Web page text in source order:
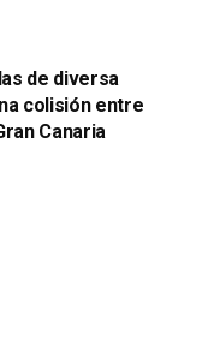
de diversa
colisión entre
Canaria